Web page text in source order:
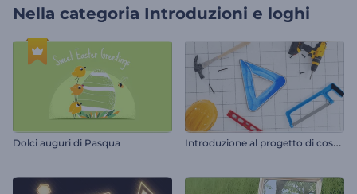
Nella categoria Introduzioni e loghi
Dolci auguri di Pasqua I
ntroduzione al progetto di costruzione